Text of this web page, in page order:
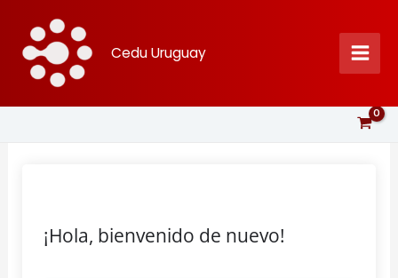
contenido
Cedu Uruguay
¡Hola, bienvenido de nuevo!